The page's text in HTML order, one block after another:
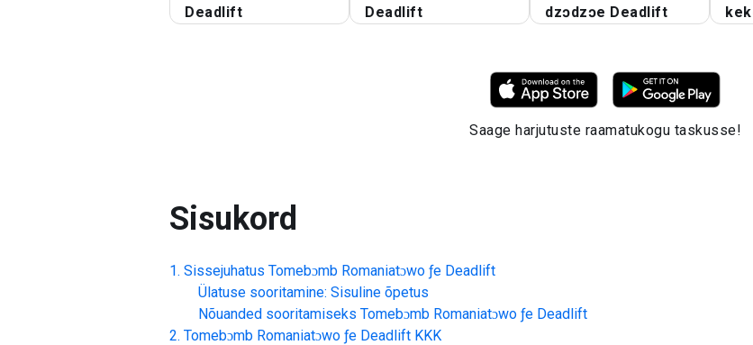
Deadlift
Deadlift
dzɔdzɔe Deadlift
Saage harjutuste raamatukogu taskusse!
Sisukord
Sissejuhatus Tomebɔmb Romaniatɔwo ƒe Deadlift
Ülatuse sooritamine: Sisuline õpetus
Nõuanded sooritamiseks Tomebɔmb Romaniatɔwo ƒe Deadlift
Tomebɔmb Romaniatɔwo ƒe Deadlift KKK